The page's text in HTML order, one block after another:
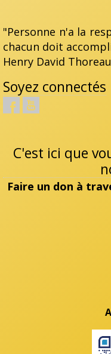
"Personne n'a la
chacun doit
Henry David Thoreau
Soyez connectés
C'est ici que
Faire un don à